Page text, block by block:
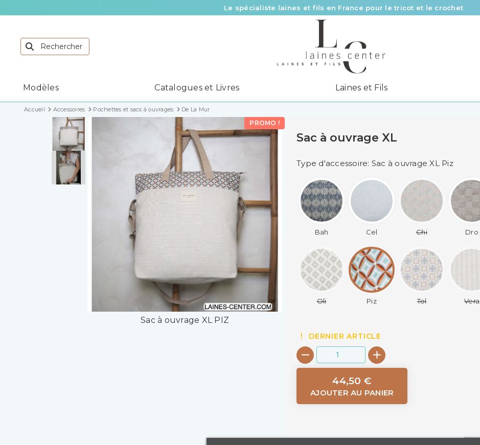
Le spécialiste laines et fils en France pour le tricot et le crochet
Des fils de qualité à tous les prix pour toutes vos envies !
Livraison offerte à partir de 58 € d’achat
Modèles Catalogues et Livres Laines et Fils
Accueil Accessoires Pochettes et sacs à ouvrages De La Mur
PROMO !
Sac à ouvrage XL PIZ
Sac à ouvrage XL
Type d'accessoire: Sac à ouvrage XL Piz
Bah Cel Chi Dro
Oli Piz Tol Vera
DERNIER ARTICLE
44,50 €
AJOUTER AU PANIER